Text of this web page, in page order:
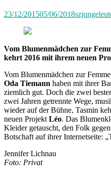
23/12/201505/06/2018
Vom Blumenmädchen zur
kehrt 2016 mit ihrem neuen
Vom Blumenmädchen zur
Oda Tiemann haben mit ihrer
ziemlich gut. Doch die zwei
zwei Jahren getrennte Wege,
wieder auf der Bühne, Tasmin
neuen Projekt Léo. Das
Kleider getauscht, den Folk
Botschaft auf ihrer Internetseite:
Jennifer Lichnau
Foto: Privat